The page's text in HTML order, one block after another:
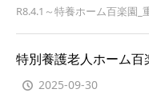
R8.4.1～特養ホーム百楽園
特別養護老人ホーム
2025-09-30